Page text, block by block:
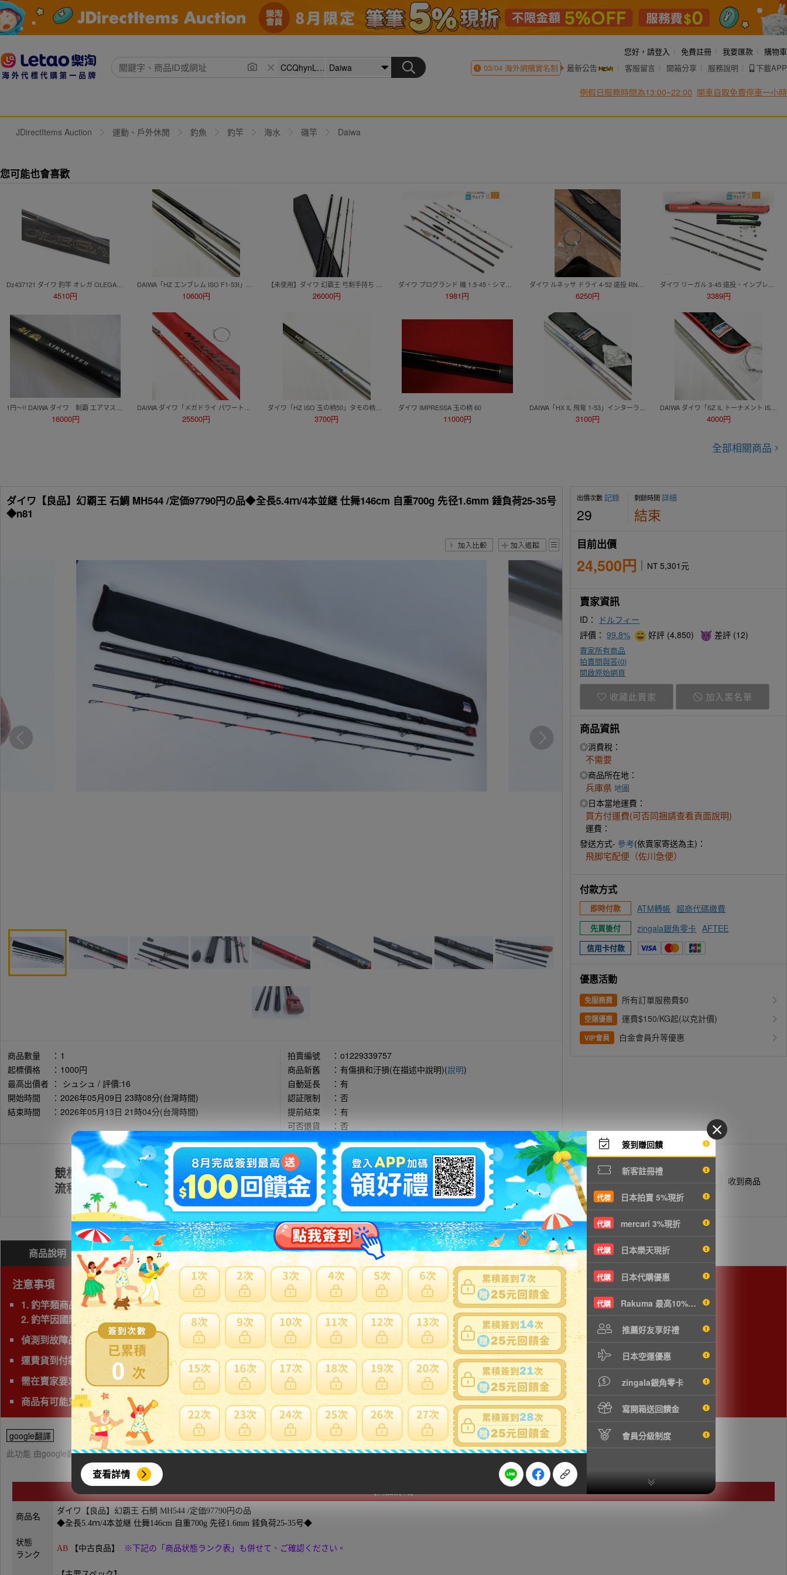
0
查看詳情
簽到賺回饋
新客註冊禮
代標 日本拍賣 5%現折
代購 mercari 3%現折
代購 日本樂天現折
代購 日本代購優惠
代購 Rakuma 最高10%現折
推薦好友享好禮
日本空運優惠
zingala銀角零卡
寫開箱送回饋金
會員分級制度
您好， 請登入 免費註冊 我要匯款
購物車
03/04海外網購實名制 最新公告 客服留言 開箱分享 服務說明 下載APP
例假日服務時間為13:00~22:00 開車自取免費停車一小時
JDirectItems Auction 運動、戶外休閒 釣魚 釣竿 海水 磯竿 Daiwa
您可能也會喜歡
4510円 10600円 26000円 1981円 6250円 3389円
16000円 25500円 3700円
ダイワ IMPRESSA 玉の柄 60
11000円 3100円
DAIWA ダイワ「SZ IL トーナメント ISO 1.5-53」インターライン 磯竿【TS-03】
4000円
全部相關商品
ダイワ【良品】幻覇王 石鯛 MH544 /定価97790円の品◆全長5.4ｍ/4本並継 仕舞146cm 自重700g 先径1.6mm 錘負荷25-35号
◆n81
商品數量 ： 1
起標價格
： 1000円
最高出價者 ： シュシュ / 評價:16
開始時間
： 2026年05月09日 23時08分(台灣時間)
結束時間
： 2026年05月13日 21時04分(台灣時間)
拍賣編號 ： o1229339757
商品新舊
： 有傷損和汙損(在描述中說明)(說明)
自動延長
： 有
認証限制
： 否
提前結束
： 有
可否退貨
： 否
出價次數記錄
29
剩餘時間詳細
結束
目前出價
24,500円 NT 5,301元
賣家資訊
ID：
ドルフィー
評價：99.8% 好評 (4,850) 差評 (12)
賣家所有商品
拍賣問與答(0)
開啟原始網頁
收藏此賣家 加入黑名單
商品資訊
◎消費稅：
不需要
◎商品所在地：
兵庫県 地圖
◎日本當地運費：
買方付運費(可否同捆請查看頁面說明)
運費：
發送方式- 參考(依賣家寄送為主)：
飛脚宅配便（佐川急便）
付款方式
即時付款 ATM轉帳 超商代碼繳費
先買後付 zingala銀角零卡 AFTEE
信用卡付款
優惠活動
免服務費 所有訂單服務費$0
空運優惠 運費$150/KG起(以克計價)
VIP會員 白金會員升等優惠
競標
流程
註冊會員 出價競標 得標填寫委託單 商品抵台通知出貨 收到商品
商品說明 問與答(0) 費用試算 問題商品反映流程
注意事項
1. 釣竿類商品，若三邊長度總和超過180cm以上為大型商品，使用空運會產生材積費用與其他費用，使用海運則無其他費用。
2. 釣竿因國際運送經常發生破損，因此若非紙箱包裝，日本會主動加一個紙箱包裝，會增加國際運費。
偵測到故障品(垃圾品)、問題商品、可能無法修理字樣,下標前注意
運費貨到付款
需在賣家要求時間完成匯款
商品有可能只能自取，自取費用相當高，請查看頁面確認
google翻譯
此功能 由google翻譯提供參考，樂淘不保證翻譯內容之正確性，詳細問題說明請使用商品問與答
商品名
ダイワ【良品】幻覇王 石鯛 MH544 /定価97790円の品
◆全長5.4ｍ/4本並継 仕舞146cm 自重700g 先径1.6mm 錘負荷25-35号◆
状態
ランク
AB 【中古良品】 ※下記の「商品状態ランク表」も併せて、ご確認ください。